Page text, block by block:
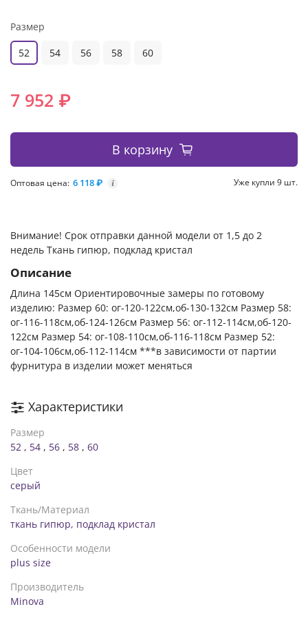
Размер
52
54 56 58 60
7 952 ₽
В корзину
Оптовая цена: 6 118 ₽ i Уже купли 9 шт.
Внимание! Срок отправки данной модели от 1,5 до 2
недель Ткань гипюр, подклад кристал
Описание
Длина 145см Ориентировочные замеры по готовому
изделию: Размер 60: ог-120-122см,об-130-132см Размер 58:
ог-116-118см,об-124-126см Размер 56: ог-112-114см,об-120-
122см Размер 54: ог-108-110см,об-116-118см Размер 52:
ог-104-106см,об-112-114см ***в зависимости от партии
фурнитура в изделии может меняться
Характеристики
Размер
52 , 54 , 56 , 58 , 60
Цвет
серый
Ткань/Материал
ткань гипюр, подклад кристал
Особенности модели
plus size
Производитель
Minova